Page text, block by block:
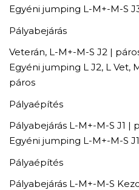
Egyéni jumping L-M+-M-S
Pályabejárás
Veterán, L-M+-M-S J2 |
Egyéni jumping L J2, L Vet,
páros
Pályaépítés
Pályabejárás L-M+-M-S J1 |
Egyéni jumping L-M+-M-S
Pályaépítés
Pályabejárás L-M+-M-S